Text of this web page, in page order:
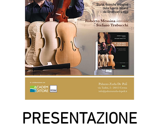
PRESENTAZIONE